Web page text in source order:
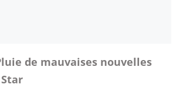
de mauvaises nouvelles